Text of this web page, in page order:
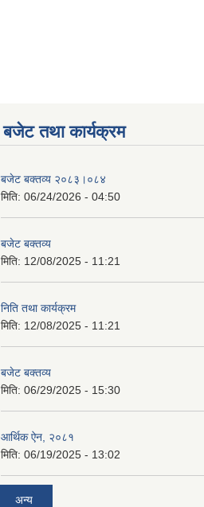
बजेट तथा कार्यक्रम
बजेट बक्तव्य २०८३।०८४
मिति: 06/24/2026 - 04:50
बजेट बक्तव्य
मिति: 12/08/2025 - 11:21
निति तथा कार्यक्रम
मिति: 12/08/2025 - 11:21
बजेट बक्तव्य
मिति: 06/29/2025 - 15:30
आर्थिक ऐन, २०८१
मिति: 06/19/2025 - 13:02
अन्य